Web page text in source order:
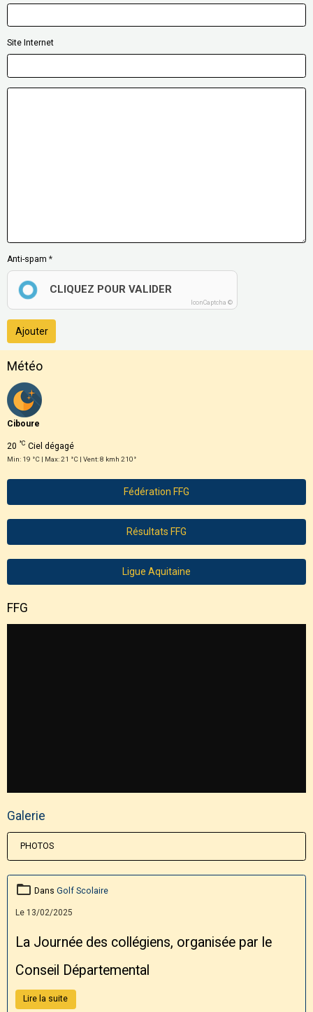
Site Internet
Anti-spam
CLIQUEZ POUR VALIDER
IconCaptcha ©
Ajouter
Météo
Ciboure
20 °C Ciel dégagé
Min: 19 °C | Max: 21 °C | Vent: 8 kmh 210°
Fédération FFG
Résultats FFG
Ligue Aquitaine
FFG
Galerie
PHOTOS
Dans Golf Scolaire
Le 13/02/2025
La Journée des collégiens, organisée par le
Conseil Départemental
Lire la suite